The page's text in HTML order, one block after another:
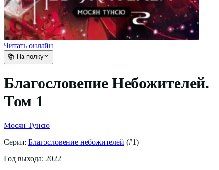
Читать онлайн
📚 На полку
Благословение Небожителей.
Том 1
Мосян Тунсю
Серия: Благословение небожителей (#1)
Год выхода: 2022